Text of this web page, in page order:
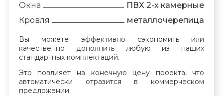
Окна
ПВХ 2-х камерные
Кровля
металлочерепица
Вы можете эффективно сэкономить или
качественно дополнить любую из наших
стандартных комплектаций.
Это повлияет на конечную цену проекта, что
автоматически отразится в коммерческом
предложении.